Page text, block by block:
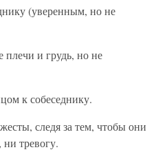
(уверенным, но не
плечи и грудь, но не
к собеседнику.
следя за тем, чтобы они
тревогу.